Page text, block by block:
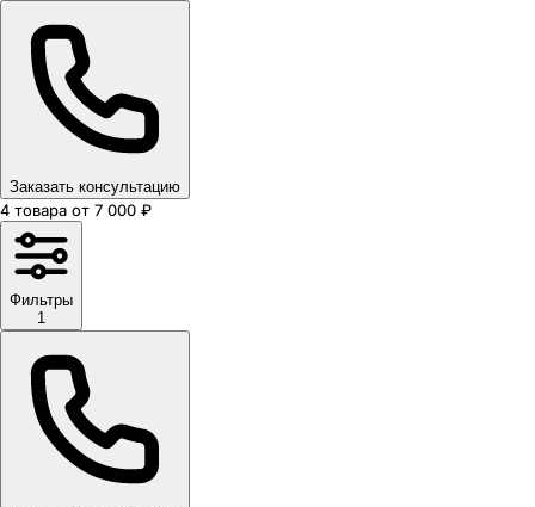
Заказать консультацию
4 товара от 7 000 ₽
Фильтры
1